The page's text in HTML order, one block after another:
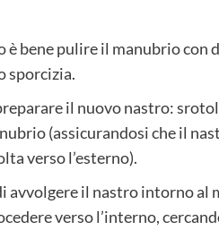
è bene pulire il manubrio con
sporcizia.
il nuovo nastro:
(assicurandosi che il
verso l’esterno).
avvolgere il nastro intorno al
verso l’interno,